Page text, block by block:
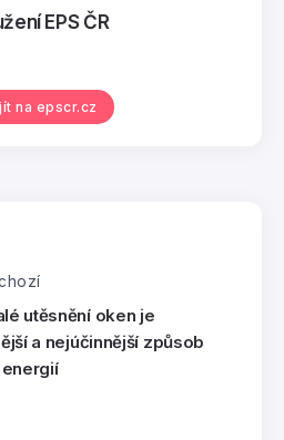
EPS ČR
na epscr.cz
utěsnění oken je
a nejúčinnější způsob